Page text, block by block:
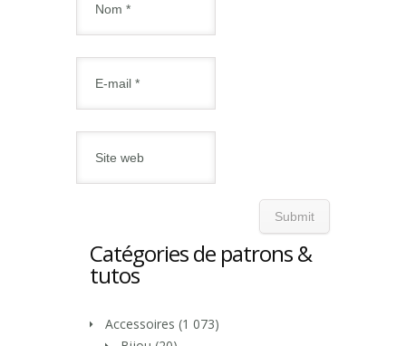
Catégories de patrons &
tutos
Accessoires (1 073)